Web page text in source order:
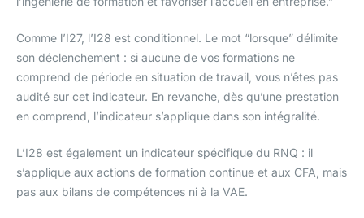
Comme l’I27, l’I28 est conditionnel. Le mot “lorsque” délimite
son déclenchement : si aucune de vos formations ne
comprend de période en situation de travail, vous n’êtes pas
audité sur cet indicateur. En revanche, dès qu’une prestation
en comprend, l’indicateur s’applique dans son intégralité.
L’I28 est également un indicateur spécifique du RNQ : il
s’applique aux actions de formation continue et aux CFA, mais
pas aux bilans de compétences ni à la VAE.